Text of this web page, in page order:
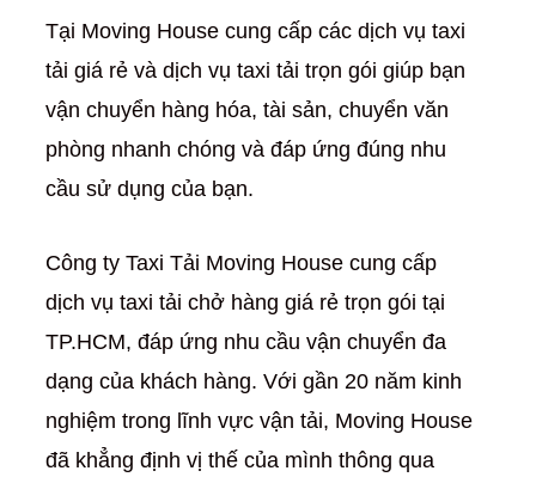
Tại Moving House cung cấp các dịch vụ taxi
tải giá rẻ và dịch vụ taxi tải trọn gói giúp bạn
vận chuyển hàng hóa, tài sản, chuyển văn
phòng nhanh chóng và đáp ứng đúng nhu
cầu sử dụng của bạn.
Công ty Taxi Tải Moving House cung cấp
dịch vụ taxi tải chở hàng giá rẻ trọn gói tại
TP.HCM, đáp ứng nhu cầu vận chuyển đa
dạng của khách hàng. Với gần 20 năm kinh
nghiệm trong lĩnh vực vận tải, Moving House
đã khẳng định vị thế của mình thông qua